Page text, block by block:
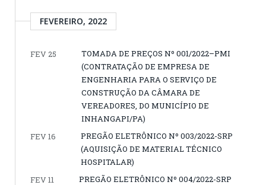
FEVEREIRO, 2022
FEV 25
TOMADA DE PREÇOS Nº 001/2022–PMI
(CONTRATAÇÃO DE EMPRESA DE
ENGENHARIA PARA O SERVIÇO DE
CONSTRUÇÃO DA CÂMARA DE
VEREADORES, DO MUNICÍPIO DE
INHANGAPI/PA)
FEV 16
PREGÃO ELETRÔNICO Nº 003/2022-SRP
(AQUISIÇÃO DE MATERIAL TÉCNICO
HOSPITALAR)
FEV 11
PREGÃO ELETRÔNICO Nº 004/2022-SRP